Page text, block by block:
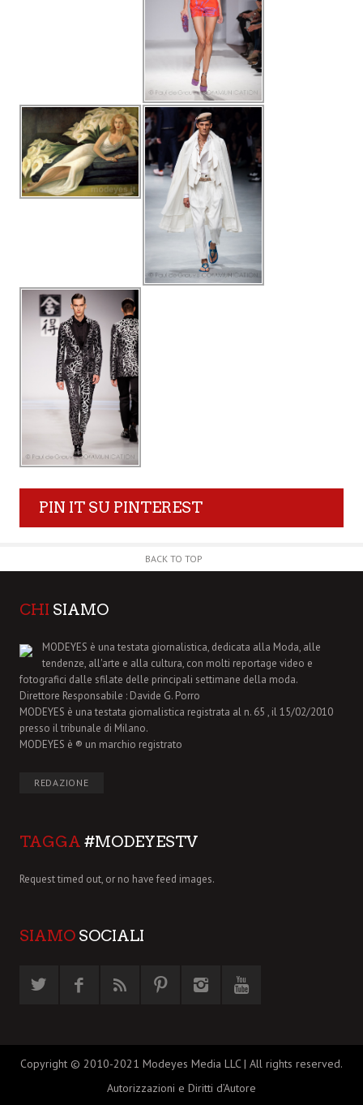
PIN IT SU PINTEREST
BACK TO TOP
CHI SIAMO
MODEYES è una testata giornalistica, dedicata alla Moda, alle
tendenze, all'arte e alla cultura, con molti reportage video e
fotografici dalle sfilate delle principali settimane della moda.
Direttore Responsabile : Davide G. Porro
MODEYES è una testata giornalistica registrata al n. 65 , il 15/02/2010
presso il tribunale di Milano.
MODEYES è ® un marchio registrato
REDAZIONE
TAGGA #MODEYESTV
Request timed out, or no have feed images.
SIAMO SOCIALI
Copyright © 2010-2021 Modeyes Media LLC | All rights reserved.
Autorizzazioni e Diritti d’Autore